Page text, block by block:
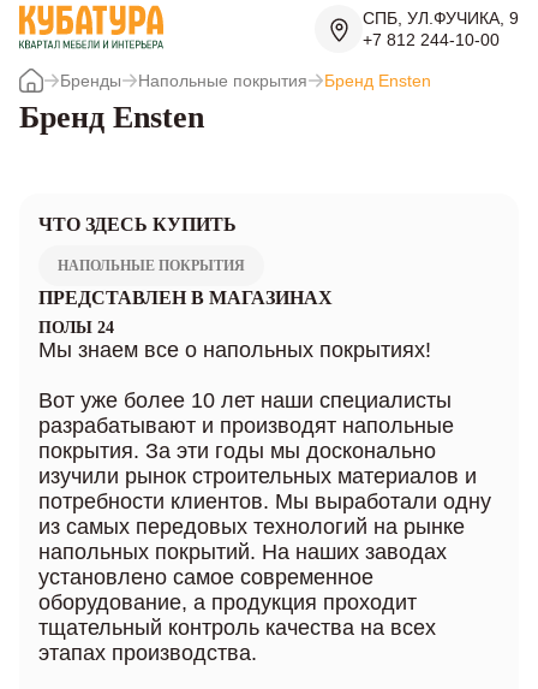
СПБ, УЛ.ФУЧИКА, 9
+7 812 244-10-00
Бренды Напольные покрытия Бренд Ensten
Бренд Ensten
ЧТО ЗДЕСЬ КУПИТЬ
НАПОЛЬНЫЕ ПОКРЫТИЯ
ПРЕДСТАВЛЕН В МАГАЗИНАХ
ПОЛЫ 24
Мы знаем все о напольных покрытиях!
Вот уже более 10 лет наши специалисты
разрабатывают и производят напольные
покрытия. За эти годы мы досконально
изучили рынок строительных материалов и
потребности клиентов. Мы выработали одну
из самых передовых технологий на рынке
напольных покрытий. На наших заводах
установлено самое современное
оборудование, а продукция проходит
тщательный контроль качества на всех
этапах производства.